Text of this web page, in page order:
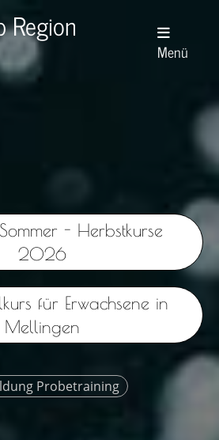
Menü
Sommer - Herbstkurse
2026
für Erwachsene in
Mellingen
Probetraining